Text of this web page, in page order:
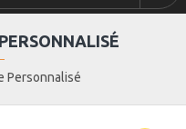
Personnalisé